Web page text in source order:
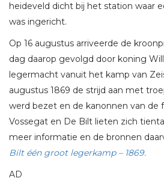
heideveld dicht bij het station waar
was ingericht.
Op 16 augustus arriveerde de
dag daarop gevolgd door koning
legermacht vanuit het kamp van
augustus 1869 de strijd aan met
werd bezet en de kanonnen van de
Vossegat en De Bilt lieten zich
meer informatie en de bronnen
Bilt één groot legerkamp – 1869.
AD